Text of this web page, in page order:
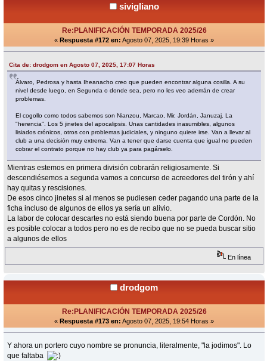
sivigliano
Re:PLANIFICACIÓN TEMPORADA 2025/26
« Respuesta #172 en: Agosto 07, 2025, 19:39 Horas »
Cita de: drodgom en Agosto 07, 2025, 17:07 Horas
Álvaro, Pedrosa y hasta Iheanacho creo que pueden encontrar alguna cosilla. A su
nivel desde luego, en Segunda o donde sea, pero no les veo ademán de crear
problemas.
El cogollo como todos sabemos son Nianzou, Marcao, Mir, Jordán, Januzaj. La
"herencia". Los 5 jinetes del apocalipsis. Unas cantidades inasumibles, algunos
lisiados crónicos, otros con problemas judiciales, y ninguno quiere irse. Van a llevar al
club a una decisión muy extrema. Van a tener que darse cuenta que igual no pueden
cobrar el contrato porque no hay club ya para pagárselo.
Mientras estemos en primera división cobrarán religiosamente. Si
descendiésemos a segunda vamos a concurso de acreedores del tirón y ahí
hay quitas y rescisiones.
De esos cinco jinetes si al menos se pudiesen ceder pagando una parte de la
ficha incluso de algunos de ellos ya sería un alivio.
La labor de colocar descartes no está siendo buena por parte de Cordón. No
es posible colocar a todos pero no es de recibo que no se pueda buscar sitio
a algunos de ellos
En línea
drodgom
Re:PLANIFICACIÓN TEMPORADA 2025/26
« Respuesta #173 en: Agosto 07, 2025, 19:54 Horas »
Y ahora un portero cuyo nombre se pronuncia, literalmente, "la jodimos". Lo
que faltaba